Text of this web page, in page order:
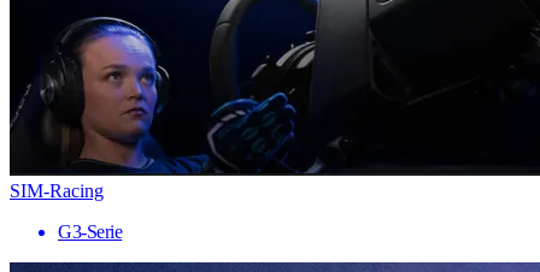
SIM-Racing
G3-Serie